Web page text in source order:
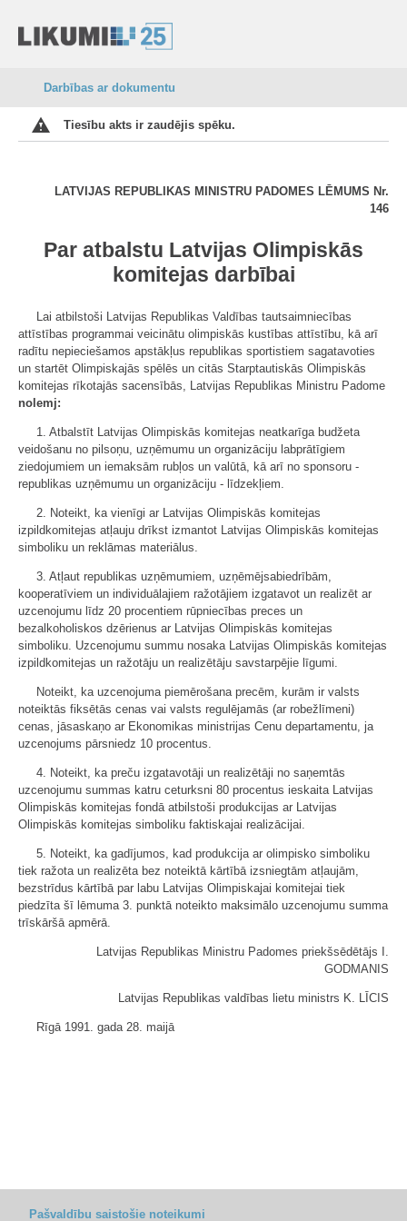
Darbības ar dokumentu
Tiesību akts ir zaudējis spēku.
LATVIJAS REPUBLIKAS MINISTRU PADOMES LĒMUMS Nr.
146
Par atbalstu Latvijas Olimpiskās
komitejas darbībai
Lai atbilstoši Latvijas Republikas Valdības tautsaimniecības
attīstības programmai veicinātu olimpiskās kustības attīstību, kā arī
radītu nepieciešamos apstākļus republikas sportistiem sagatavoties
un startēt Olimpiskajās spēlēs un citās Starptautiskās Olimpiskās
komitejas rīkotajās sacensībās, Latvijas Republikas Ministru Padome
nolemj:
1. Atbalstīt Latvijas Olimpiskās komitejas neatkarīga budžeta
veidošanu no pilsoņu, uzņēmumu un organizāciju labprātīgiem
ziedojumiem un iemaksām rubļos un valūtā, kā arī no sponsoru -
republikas uzņēmumu un organizāciju - līdzekļiem.
2. Noteikt, ka vienīgi ar Latvijas Olimpiskās komitejas
izpildkomitejas atļauju drīkst izmantot Latvijas Olimpiskās komitejas
simboliku un reklāmas materiālus.
3. Atļaut republikas uzņēmumiem, uzņēmējsabiedrībām,
kooperatīviem un individuālajiem ražotājiem izgatavot un realizēt ar
uzcenojumu līdz 20 procentiem rūpniecības preces un
bezalkoholiskos dzērienus ar Latvijas Olimpiskās komitejas
simboliku. Uzcenojumu summu nosaka Latvijas Olimpiskās komitejas
izpildkomitejas un ražotāju un realizētāju savstarpējie līgumi.
Noteikt, ka uzcenojuma piemērošana precēm, kurām ir valsts
noteiktās fiksētās cenas vai valsts regulējamās (ar robežlīmeni)
cenas, jāsaskaņo ar Ekonomikas ministrijas Cenu departamentu, ja
uzcenojums pārsniedz 10 procentus.
4. Noteikt, ka preču izgatavotāji un realizētāji no saņemtās
uzcenojumu summas katru ceturksni 80 procentus ieskaita Latvijas
Olimpiskās komitejas fondā atbilstoši produkcijas ar Latvijas
Olimpiskās komitejas simboliku faktiskajai realizācijai.
5. Noteikt, ka gadījumos, kad produkcija ar olimpisko simboliku
tiek ražota un realizēta bez noteiktā kārtībā izsniegtām atļaujām,
bezstrīdus kārtībā par labu Latvijas Olimpiskajai komitejai tiek
piedzīta šī lēmuma 3. punktā noteikto maksimālo uzcenojumu summa
trīskāršā apmērā.
Latvijas Republikas Ministru Padomes priekšsēdētājs I.
GODMANIS
Latvijas Republikas valdības lietu ministrs K. LĪCIS
Rīgā 1991. gada 28. maijā
Pašvaldību saistošie noteikumi